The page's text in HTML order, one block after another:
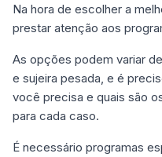
Na hora de escolher a
prestar atenção aos
As opções podem variar
e sujeira pesada, e é
você precisa e quais são
para cada caso.
É necessário programas